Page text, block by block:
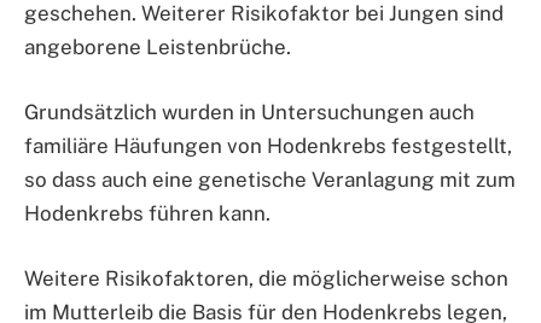
geschehen. Weiterer Risikofaktor bei Jungen sind
angeborene Leistenbrüche.
Grundsätzlich wurden in Untersuchungen auch
familiäre Häufungen von Hodenkrebs festgestellt,
so dass auch eine genetische Veranlagung mit zum
Hodenkrebs führen kann.
Weitere Risikofaktoren, die möglicherweise schon
im Mutterleib die Basis für den Hodenkrebs legen,